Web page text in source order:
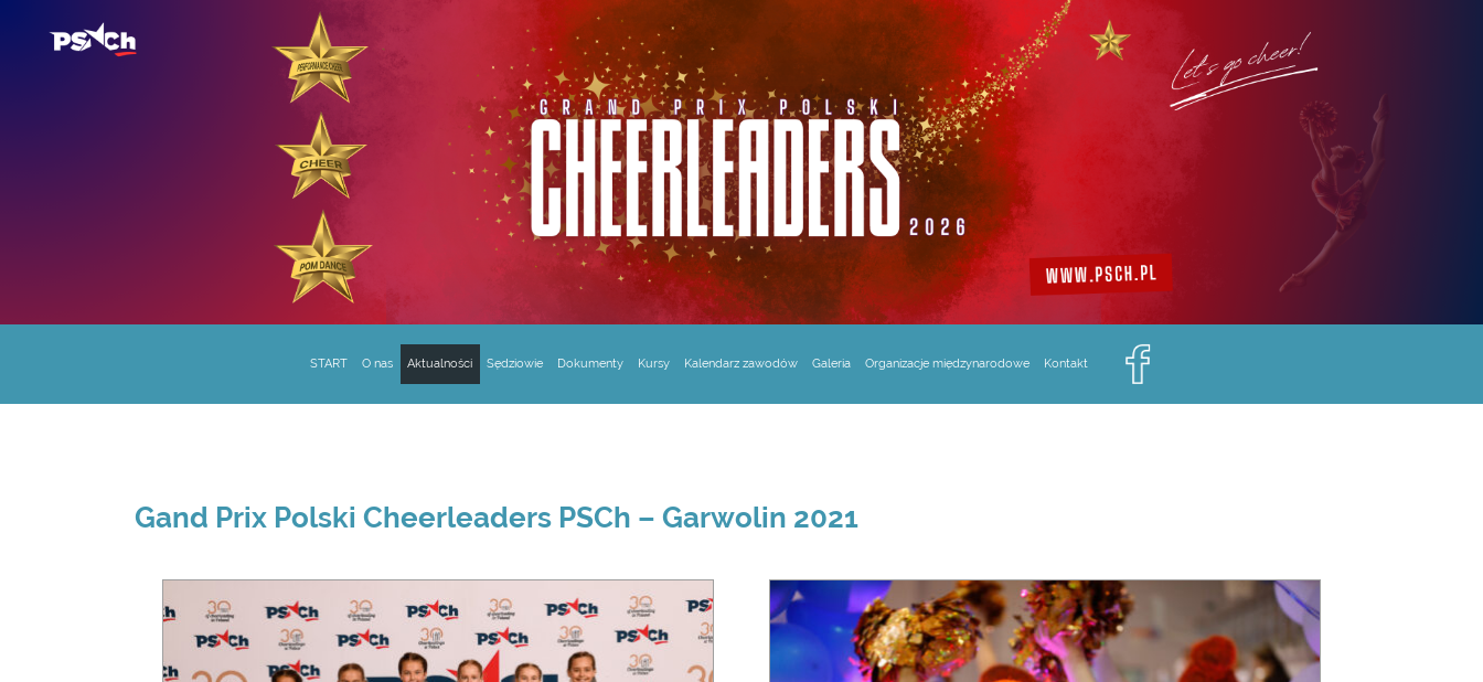
START O nas Aktualności Sędziowie Dokumenty Kursy Kalendarz zawodów Galeria Organizacje międzynarodowe Kontakt
Gand Prix Polski Cheerleaders PSCh – Garwolin 2021